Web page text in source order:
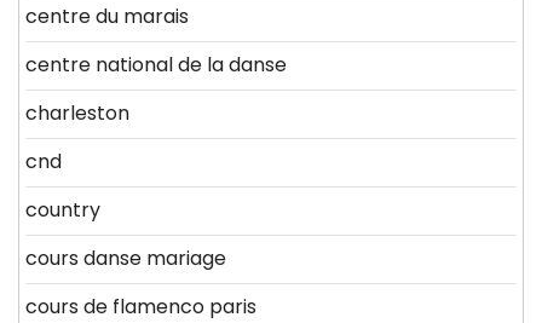
centre du marais
centre national de la danse
charleston
cnd
country
cours danse mariage
cours de flamenco paris